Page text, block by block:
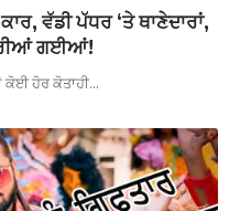
ਵੱਡੀ ਪੱਧਰ ‘ਤੇ ਥਾਣੇਦਾਰਾਂ,
ਗਈਆਂ!
ਕੋਈ ਹੋਰ ਕੋਤਾਹੀ…